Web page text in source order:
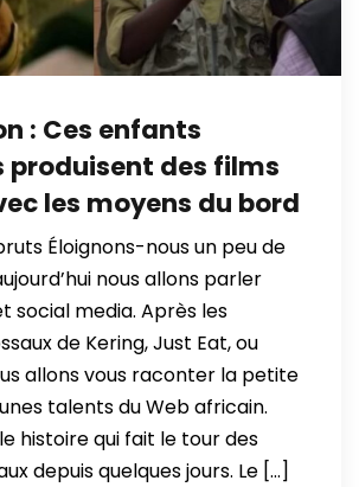
: Ces enfants
produisent des films
les moyens du bord
Éloignons-nous un peu de
nous allons parler
social media. Après les
de Kering, Just Eat, ou
allons vous raconter la petite
talents du Web africain.
histoire qui fait le tour des
depuis quelques jours. Le […]